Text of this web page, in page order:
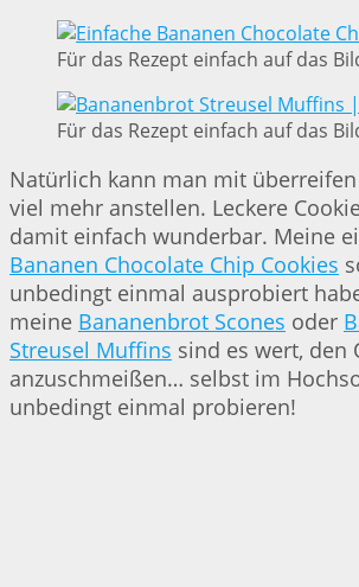
Für das Rezept einfach auf das
Für das Rezept einfach auf das
Natürlich kann man mit
viel mehr anstellen. Leckere
damit einfach wunderbar. Meine
Bananen Chocolate Chip Cookies
unbedingt einmal ausprobiert
meine Bananenbrot Scones oder
Streusel Muffins sind es wert, den
anzuschmeißen… selbst im
unbedingt einmal probieren!